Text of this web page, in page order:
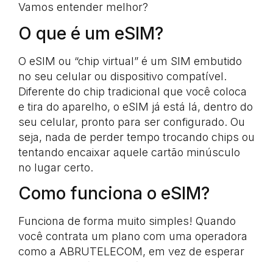
Vamos entender melhor?
O que é um eSIM?
O eSIM ou “chip virtual” é um SIM embutido
no seu celular ou dispositivo compatível.
Diferente do chip tradicional que você coloca
e tira do aparelho, o eSIM já está lá, dentro do
seu celular, pronto para ser configurado. Ou
seja, nada de perder tempo trocando chips ou
tentando encaixar aquele cartão minúsculo
no lugar certo.
Como funciona o eSIM?
Funciona de forma muito simples! Quando
você contrata um plano com uma operadora
como a ABRUTELECOM, em vez de esperar